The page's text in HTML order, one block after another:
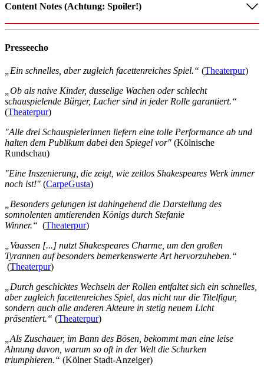
Content Notes (Achtung: Spoiler!)
Darstellung von Gewalt auf offener Bühne einen anderen
Todesszenen ein entscheidender Anreiz, mit dem das Publikum ins
viele scheußliche Morde zu sehen wie inRichard III.
Die Inszenierung beinhaltet die überspitzte Darstellung folgender
Körperliche und psychische Gewalt
Sprachliche Darstellung von Krieg
Andeutung von Selbstverletzung
Herzinfarkte
Presseecho
„Ein schnelles, aber zugleich facettenreiches Spiel.“ (Theaterpur)
„Ob als naive Kinder, dusselige Wachen oder schlecht
schauspielende Bürger, Lacher sind in jeder Rolle garantiert.“
(Theaterpur)
"Alle drei Schauspielerinnen liefern eine tolle Performance ab und
halten dem Publikum dabei den Spiegel vor" (Kölnische
Rundschau)
"Eine Inszenierung, die zeigt, wie zeitlos Shakespeares Werk immer
noch ist!" (CarpeGusta)
„Besonders gelungen ist dahingehend die Darstellung des
somnolenten amtierenden Königs durch Stefanie
Winner.“ (Theaterpur)
„Vaassen [...] nutzt Shakespeares Charme, um den großen
Tyrannen auf besonders bemerkenswerte Art hervorzuheben.“
(Theaterpur)
„Durch geschicktes Wechseln der Rollen entfaltet sich ein schnelles,
aber zugleich facettenreiches Spiel, das nicht nur die Titelfigur,
sondern auch alle anderen Akteure in stetig neuem Licht
präsentiert.“ (Theaterpur)
„Als Zuschauer, im Bann des Bösen, bekommt man eine leise
Ahnung davon, warum so oft in der Welt die Schurken
triumphieren.“ (Kölner Stadt-Anzeiger)